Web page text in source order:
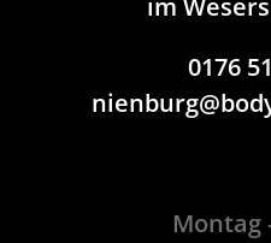
0176
Montag